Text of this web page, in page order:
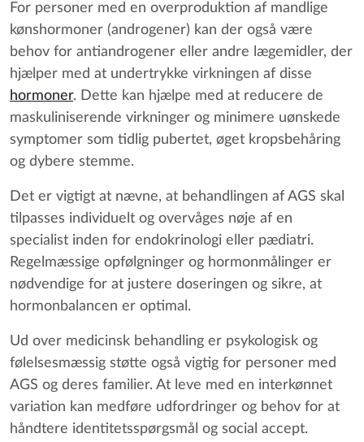
For personer med en overproduktion af mandlige
kønshormoner (androgener) kan der også være
behov for antiandrogener eller andre lægemidler, der
hjælper med at undertrykke virkningen af disse
hormoner. Dette kan hjælpe med at reducere de
maskuliniserende virkninger og minimere uønskede
symptomer som tidlig pubertet, øget kropsbehåring
og dybere stemme.
Det er vigtigt at nævne, at behandlingen af AGS skal
tilpasses individuelt og overvåges nøje af en
specialist inden for endokrinologi eller pædiatri.
Regelmæssige opfølgninger og hormonmålinger er
nødvendige for at justere doseringen og sikre, at
hormonbalancen er optimal.
Ud over medicinsk behandling er psykologisk og
følelsesmæssig støtte også vigtig for personer med
AGS og deres familier. At leve med en interkønnet
variation kan medføre udfordringer og behov for at
håndtere identitetsspørgsmål og social accept.